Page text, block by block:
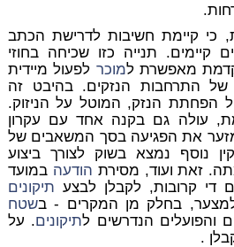
כי קיימת חשיבות לדרישת הכתב
קיימים. תנייה כזו שכיחה בחוזי
מאפשרת למוכר לפעול מיידית
של התרחבות הנזקים. בהיבט זה
הפחתת הנזק, המוטל על הניזוק.
עולה גם בקנה אחד עם עקרון
את הפגיעה בסך המשאבים של
נוסף נמצא בשוק לצורך ביצוע
זאת ועוד, מסירת הודעה במועד
די קרובות, לקבלן לבצע תיקונים
למצער, בחלק מן המקרים - בשטח
והפועלים הנדרשים לתיקונים. על
.